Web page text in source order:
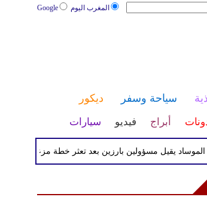
المغرب اليوم Google
سياحة وسفر ديكور
أبراج فيديو سيارات
يقيل مسؤولين بارزين بعد تعثر خطة مزعومة لتغيير النظام